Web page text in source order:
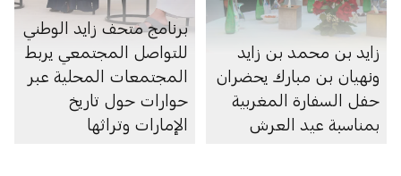
زايد بن محمد بن زايد
ونهيان بن مبارك يحضران
حفل السفارة المغربية
بمناسبة عيد العرش
برنامج متحف زايد الوطني
للتواصل المجتمعي يربط
المجتمعات المحلية عبر
حوارات حول تاريخ
الإمارات وتراثها